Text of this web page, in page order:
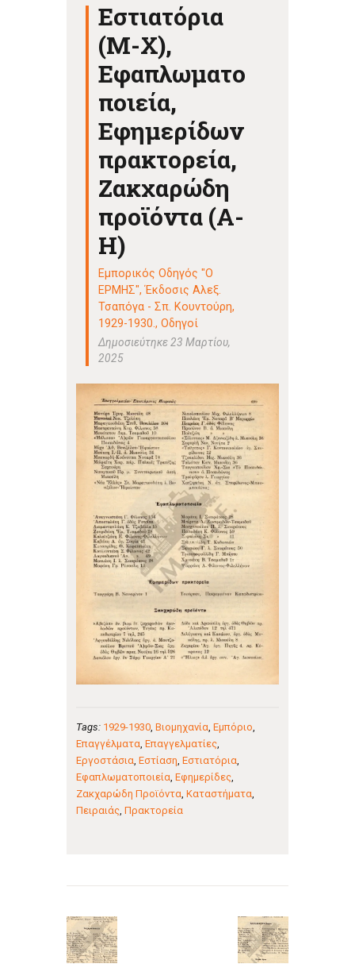
Εστιατόρια
(Μ-Χ),
Εφαπλωματο
ποιεία,
Εφημερίδων
πρακτορεία,
Ζακχαρώδη
προϊόντα (Α-
Η)
Εμπορικός Οδηγός "Ο
ΕΡΜΗΣ", Έκδοσις Αλεξ.
Τσαπόγα - Σπ. Κουντούρη,
1929-1930.,Οδηγοί
Δημοσιεύτηκε 23 Μαρτίου,
2025
Tags: 1929-1930, Βιομηχανία Εμπόριο
Επαγγέλματα Επαγγελματίες,
Εργοστάσια Εστίαση Εστιατόρια
Εφαπλωματοποιεία Εφημερίδες,
Ζακχαρώδη Προϊόντα Καταστήματα
Πειραιάς, Πρακτορεία
άρθρων